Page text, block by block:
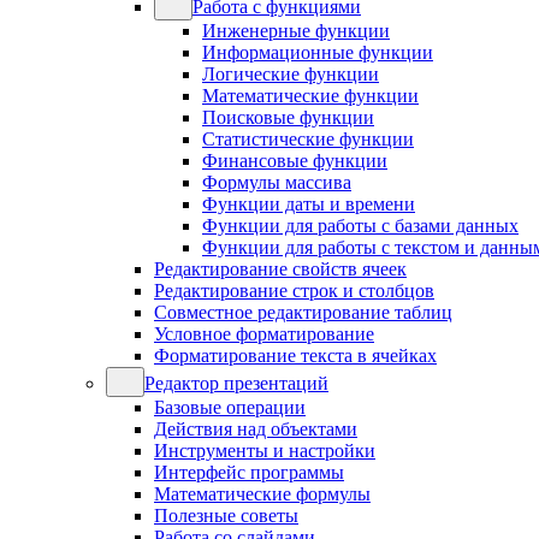
Работа с функциями
Инженерные функции
Информационные функции
Логические функции
Математические функции
Поисковые функции
Статистические функции
Финансовые функции
Формулы массива
Функции даты и времени
Функции для работы с базами данных
Функции для работы с текстом и
Редактирование свойств ячеек
Редактирование строк и столбцов
Совместное редактирование таблиц
Условное форматирование
Форматирование текста в ячейках
Редактор презентаций
Базовые операции
Действия над объектами
Инструменты и настройки
Интерфейс программы
Математические формулы
Полезные советы